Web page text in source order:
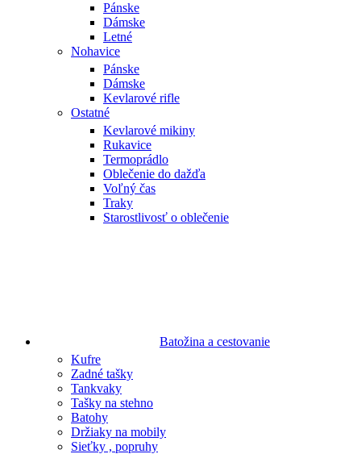
Pánske
Dámske
Letné
Nohavice
Pánske
Dámske
Kevlarové rifle
Ostatné
Kevlarové mikiny
Rukavice
Termoprádlo
Oblečenie do dažďa
Voľný čas
Traky
Starostlivosť o oblečenie
Batožina a cestovanie
Kufre
Zadné tašky
Tankvaky
Tašky na stehno
Batohy
Držiaky na mobily
Sieťky , popruhy